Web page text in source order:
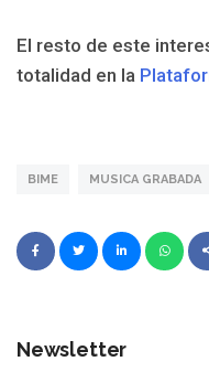
El resto de este
totalidad en la
BIME MUSICA GRABADA
Newsletter